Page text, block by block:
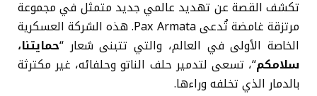
تكشف القصة عن تهديد عالمي جديد متمثل في مجموعة
مرتزقة غامضة تُدعى Pax Armata. هذه الشركة العسكرية
الخاصة الأولى في العالم، والتي تتبنى شعار “حمايتنا،
سلامكم“، تسعى لتدمير حلف الناتو وحلفائه، غير مكترثة
بالدمار الذي تخلفه وراءها.